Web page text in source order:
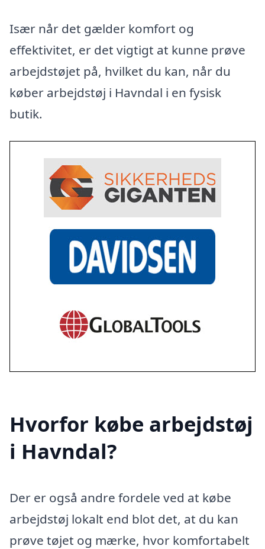
Især når det gælder komfort og
effektivitet, er det vigtigt at kunne prøve
arbejdstøjet på, hvilket du kan, når du
køber arbejdstøj i Havndal i en fysisk
butik.
Hvorfor købe arbejdstøj
i Havndal?
Der er også andre fordele ved at købe
arbejdstøj lokalt end blot det, at du kan
prøve tøjet og mærke, hvor komfortabelt